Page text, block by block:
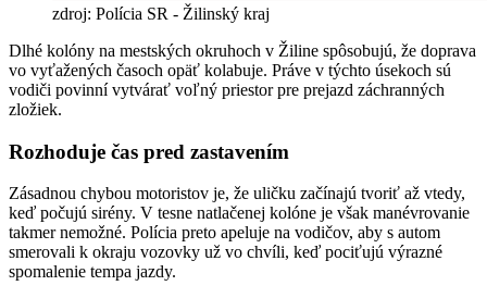
zdroj: Polícia SR - Žilinský kraj
Dlhé kolóny na mestských okruhoch v Žiline spôsobujú, že doprava
vo vyťažených časoch opäť kolabuje. Práve v týchto úsekoch sú
vodiči povinní vytvárať voľný priestor pre prejazd záchranných
zložiek.
Rozhoduje čas pred zastavením
Zásadnou chybou motoristov je, že uličku začínajú tvoriť až vtedy,
keď počujú sirény. V tesne natlačenej kolóne je však manévrovanie
takmer nemožné. Polícia preto apeluje na vodičov, aby s autom
smerovali k okraju vozovky už vo chvíli, keď pociťujú výrazné
spomalenie tempa jazdy.